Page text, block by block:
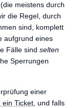
meistens durch
die Regel, durch
sind, komplett
aufgrund eines
Fälle sind selten
Sperrungen
einer
ein Ticket , und falls